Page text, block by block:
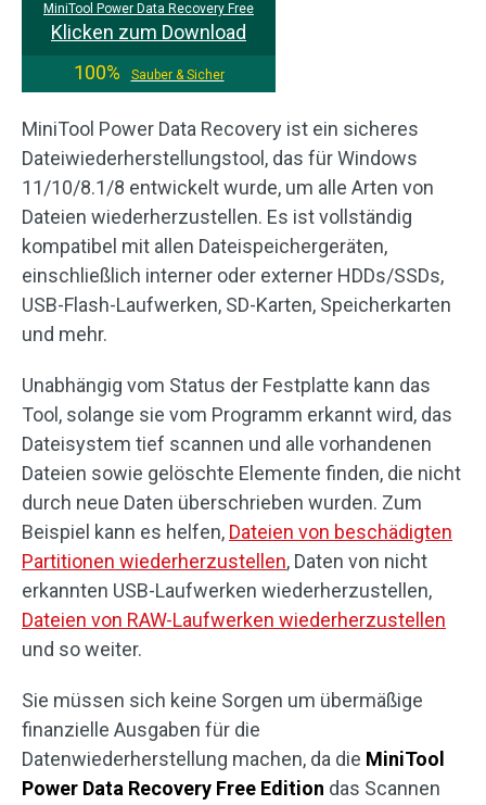
MiniTool Power Data Recovery Free
Klicken zum Download
100%
Sauber & Sicher
MiniTool Power Data Recovery ist ein sicheres
Dateiwiederherstellungstool, das für Windows
11/10/8.1/8 entwickelt wurde, um alle Arten von
Dateien wiederherzustellen. Es ist vollständig
kompatibel mit allen Dateispeichergeräten,
einschließlich interner oder externer HDDs/SSDs,
USB-Flash-Laufwerken, SD-Karten, Speicherkarten
und mehr.
Unabhängig vom Status der Festplatte kann das
Tool, solange sie vom Programm erkannt wird, das
Dateisystem tief scannen und alle vorhandenen
Dateien sowie gelöschte Elemente finden, die nicht
durch neue Daten überschrieben wurden. Zum
Beispiel kann es helfen, Dateien von beschädigten
Partitionen wiederherzustellen, Daten von nicht
erkannten USB-Laufwerken wiederherzustellen,
Dateien von RAW-Laufwerken wiederherzustellen
und so weiter.
Sie müssen sich keine Sorgen um übermäßige
finanzielle Ausgaben für die
Datenwiederherstellung machen, da die MiniTool
Power Data Recovery Free Edition das Scannen